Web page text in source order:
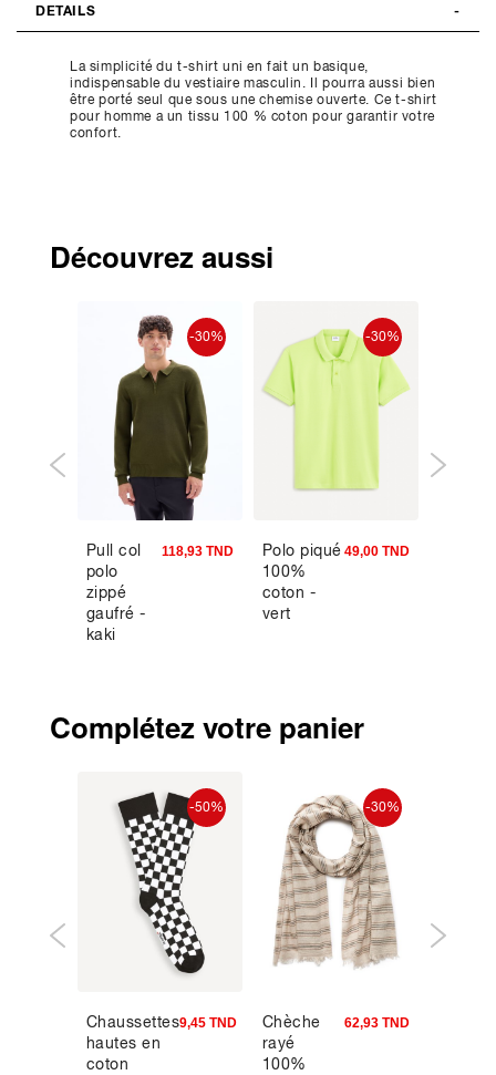
DETAILS
La simplicité du t-shirt uni en fait un basique,
indispensable du vestiaire masculin. Il pourra aussi bien
être porté seul que sous une chemise ouverte. Ce t-shirt
pour homme a un tissu 100 % coton pour garantir votre
confort.
Découvrez aussi
-30%
Pull col
polo
zippé
gaufré -
kaki
118,93 TND
-30%
Polo piqué
100%
coton -
vert
49,00 TND
Complétez votre panier
-50%
Chaussettes
hautes en
coton
9,45 TND
-30%
Chèche
rayé
100%
62,93 TND